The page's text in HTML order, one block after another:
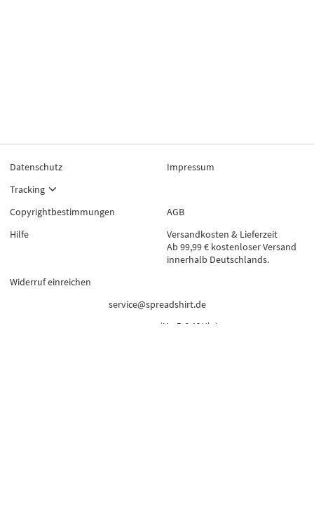
Datenschutz
Impressum
Tracking
Copyrightbestimmungen
AGB
Hilfe
Versandkosten & Lieferzeit
Ab 99,99 € kostenloser Versand
innerhalb Deutschlands.
Widerruf einreichen
service@spreadshirt.de
(Mo-Fr 9-18 Uhr )